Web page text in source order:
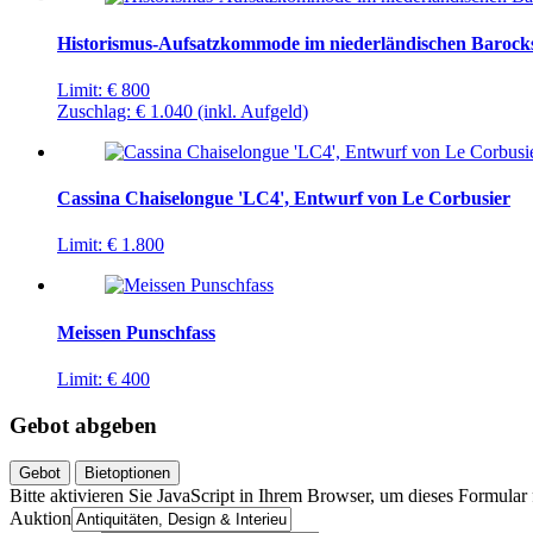
Historismus-Aufsatzkommode im niederländischen
Limit: € 800
Zuschlag: € 1.040 (inkl. Aufgeld)
Cassina Chaiselongue 'LC4', Entwurf von Le Corbusier
Limit: € 1.800
Meissen Punschfass
Limit: € 400
Gebot abgeben
Gebot Bietoptionen
Bitte aktivieren Sie JavaScript in Ihrem Browser, um dieses Formular
Auktion